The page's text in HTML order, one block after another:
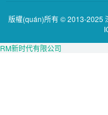
版權(quán)所有 © 2013-2025
RM新时代有限公司